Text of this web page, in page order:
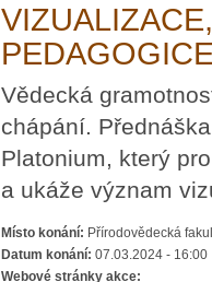
Vědecká
chápání.
Platonium, který
a ukáže význam
Místo konání: Přírodovědecká
Datum konání: 07.03.2024 - 16:00
Webové stránky akce: